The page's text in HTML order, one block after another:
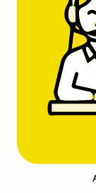
L’objectif est
tout le toit si un
déjà
Enfin, la qualité
Le
adaptées aux
professionnels
En